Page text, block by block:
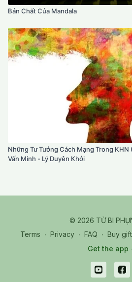
Bản Chất Của Mandala
Những Tư Tưởng Cách Mạng Trong KHN
Vấn Minh - Lý Duyên Khởi
© 2026 TỪ BI
Terms ∙ Privacy ∙ FAQ ∙ Buy
Get the app